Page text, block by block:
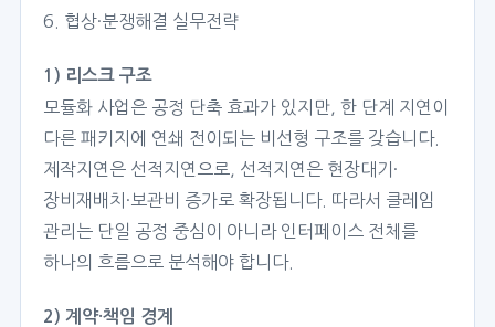
6. 협상·분쟁해결 실무전략
1) 리스크 구조
모듈화 사업은 공정 단축 효과가 있지만, 한 단계 지연이
다른 패키지에 연쇄 전이되는 비선형 구조를 갖습니다.
제작지연은 선적지연으로, 선적지연은 현장대기·
장비재배치·보관비 증가로 확장됩니다. 따라서 클레임
관리는 단일 공정 중심이 아니라 인터페이스 전체를
하나의 흐름으로 분석해야 합니다.
2) 계약·책임 경계